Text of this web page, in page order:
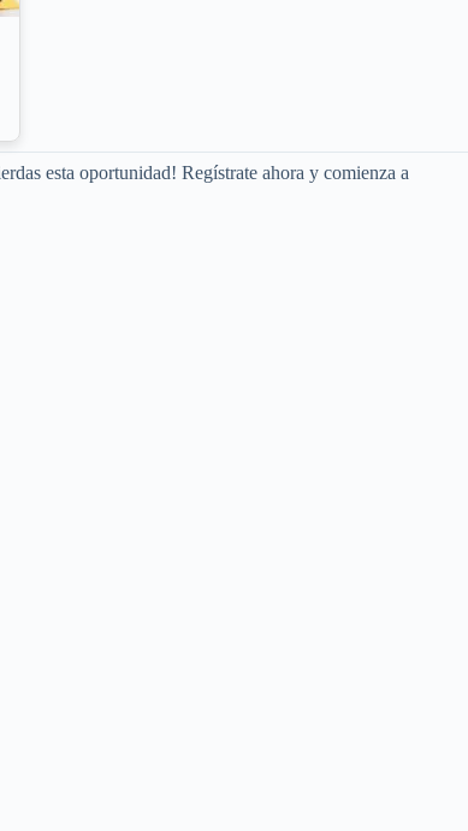
esta oportunidad! Regístrate ahora y comienza a